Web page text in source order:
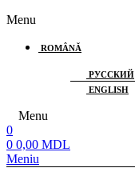
Menu
ROMÂNĂ
РУССКИЙ
ENGLISH
Menu
0
0 0,00 MDL
Meniu